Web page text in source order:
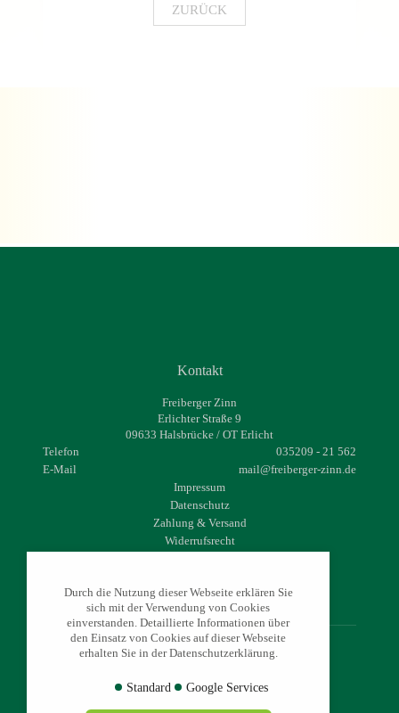
ZURÜCK
Kontakt
Freiberger Zinn
Erlichter Straße 9
09633 Halsbrücke / OT Erlicht
Telefon
035209 - 21 562
E-Mail
mail@freiberger-zinn.de
Impressum
Datenschutz
Zahlung & Versand
Widerrufsrecht
Durch die Nutzung dieser Webseite erklären Sie
sich mit der Verwendung von Cookies
einverstanden. Detaillierte Informationen über
den Einsatz von Cookies auf dieser Webseite
erhalten Sie in der Datenschutzerklärung.
Standard Google Services